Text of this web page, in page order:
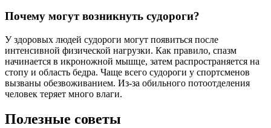
Почему могут возникнуть судороги?
У здоровых людей судороги могут появиться после
интенсивной физической нагрузки. Как правило, спазм
начинается в икроножной мышце, затем распространяется на
стопу и область бедра. Чаще всего судороги у спортсменов
вызваны обезвоживанием. Из-за обильного потоотделения
человек теряет много влаги.
Полезные советы